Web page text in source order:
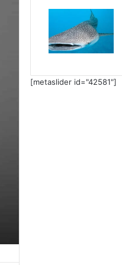
[metaslider id="42581"]